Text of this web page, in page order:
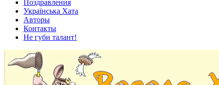
Поздравления
Українська Хата
Авторы
Контакты
Не губи талант!